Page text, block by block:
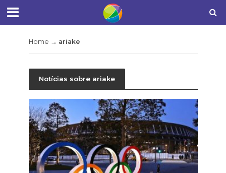
Home → ariake
Notícias sobre ariake